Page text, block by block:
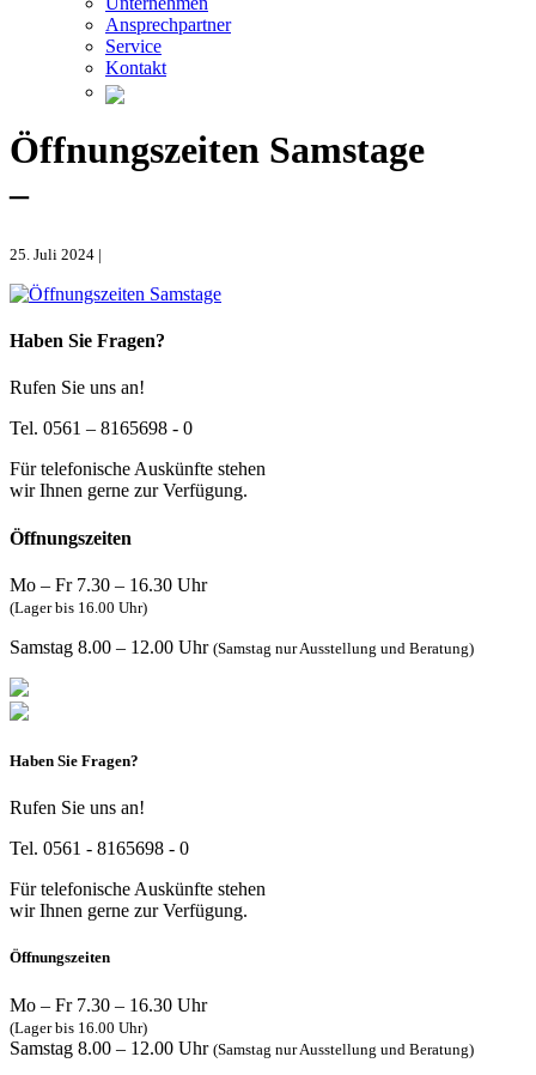
Ansprechpartner
Service
Kontakt
Öffnungszeiten Samstage
–
25. Juli 2024 |
Haben Sie Fragen?
Rufen Sie uns an!
Tel. 0561 – 8165698 - 0
Für telefonische Auskünfte stehen
wir Ihnen gerne zur Verfügung.
Öffnungszeiten
Mo – Fr 7.30 – 16.30 Uhr
(Lager bis 16.00 Uhr)
Samstag 8.00 – 12.00 Uhr (Samstag nur Ausstellung und Beratung)
Haben Sie Fragen?
Rufen Sie uns an!
Tel. 0561 - 8165698 - 0
Für telefonische Auskünfte stehen
wir Ihnen gerne zur Verfügung.
Öffnungszeiten
Mo – Fr 7.30 – 16.30 Uhr
(Lager bis 16.00 Uhr)
Samstag 8.00 – 12.00 Uhr (Samstag nur Ausstellung und Beratung)